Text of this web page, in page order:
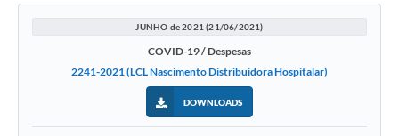
JUNHO de 2021 (21/06/2021)
COVID-19 / Despesas
2241-2021 (LCL Nascimento Distribuidora Hospitalar)
DOWNLOADS